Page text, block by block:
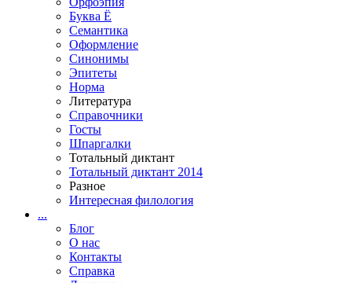
Буква Ё
Семантика
Оформление
Синонимы
Эпитеты
Норма
Литература
Справочники
Госты
Шпаргалки
Тотальный диктант
Тотальный диктант 2014
Разное
Интересная филология
...
Блог
О нас
Контакты
Справка